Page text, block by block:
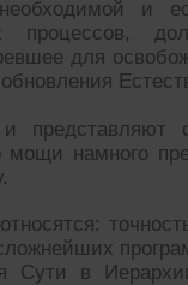
и
процессов,
для
мощи намного
Сути в